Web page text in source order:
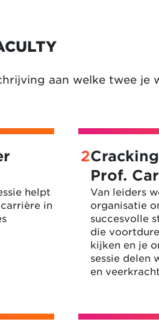
aan welke twee je
helpt
in
2
Prof.
Van leiders
organisatie
succesvolle
die
kijken en je
sessie delen
en